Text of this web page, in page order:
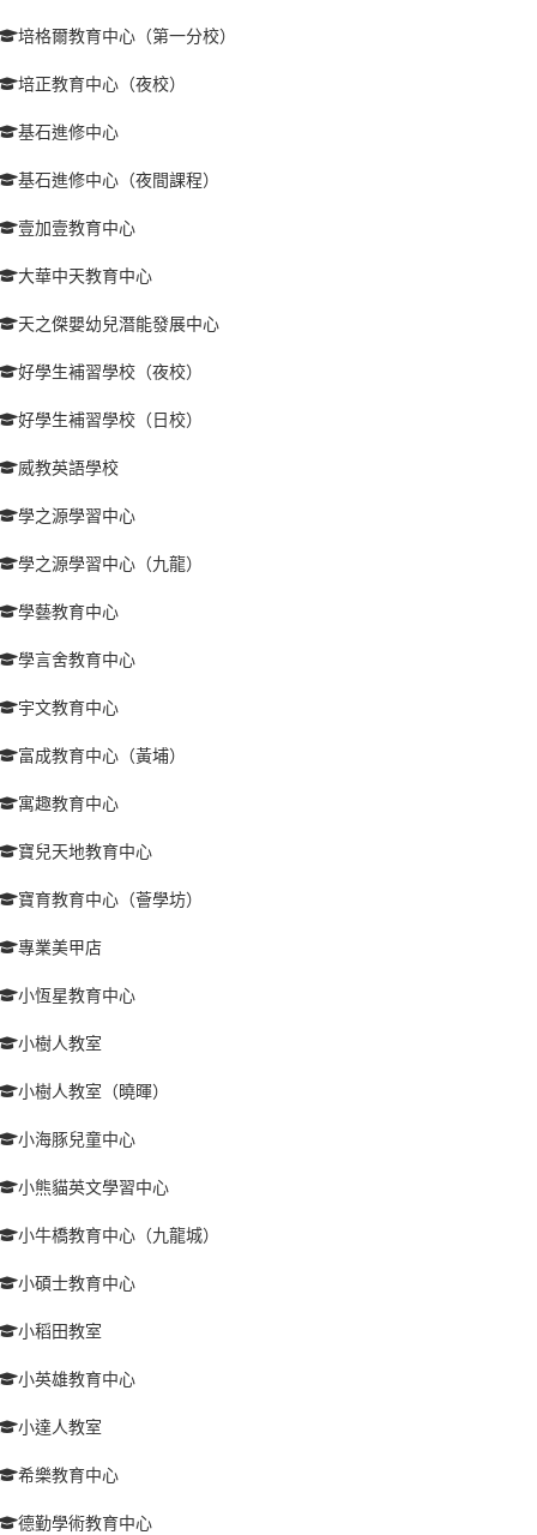
培格爾教育中心（第一分校）
培正教育中心（夜校）
基石進修中心
基石進修中心（夜間課程）
壹加壹教育中心
大華中天教育中心
天之傑嬰幼兒潛能發展中心
好學生補習學校（夜校）
好學生補習學校（日校）
威教英語學校
學之源學習中心
學之源學習中心（九龍）
學藝教育中心
學言舍教育中心
宇文教育中心
富成教育中心（黃埔）
寓趣教育中心
寶兒天地教育中心
寶育教育中心（薈學坊）
專業美甲店
小恆星教育中心
小樹人教室
小樹人教室（曉暉）
小海豚兒童中心
小熊貓英文學習中心
小牛橋教育中心（九龍城）
小碩士教育中心
小稻田教室
小英雄教育中心
小達人教室
希樂教育中心
德勤學術教育中心